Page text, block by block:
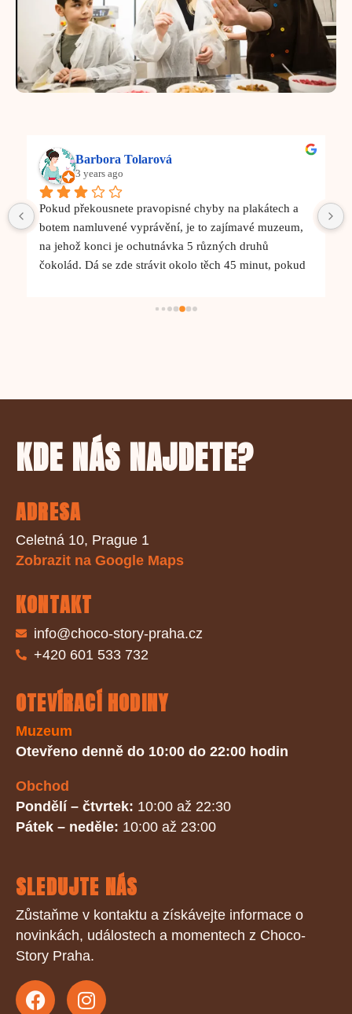
Barbora Tolarová
3 years ago
Pokud překousnete pravopisné chyby na plakátech a
botem namluvené vyprávění, je to zajímavé muzeum,
na jehož konci je ochutnávka 5 různých druhů
čokolád. Dá se zde strávit okolo těch 45 minut, pokud
přemrštěná, ale to je v Praze běžné.
KDE NÁS NAJDETE?
ADRESA
Celetná 10, Prague 1
Zobrazit na Google Maps
KONTAKT
info@choco-story-praha.cz
+420 601 533 732
OTEVÍRACÍ HODINY
Muzeum
Otevřeno denně do 10:00 do 22:00 hodin
Obchod
Pondělí – čtvrtek: 10:00 až 22:30
Pátek – neděle: 10:00 až 23:00
SLEDUJTE NÁS
Zůstaňme v kontaktu a získávejte informace o
novinkách, událostech a momentech z Choco-
Story Praha.